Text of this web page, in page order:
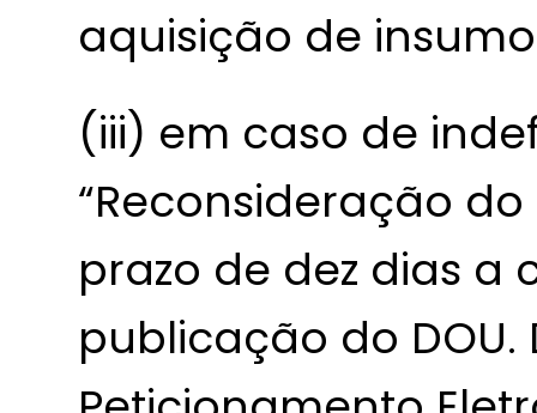
aquisição de
(iii) em caso de
“Reconsideração
prazo de dez dias
publicação do